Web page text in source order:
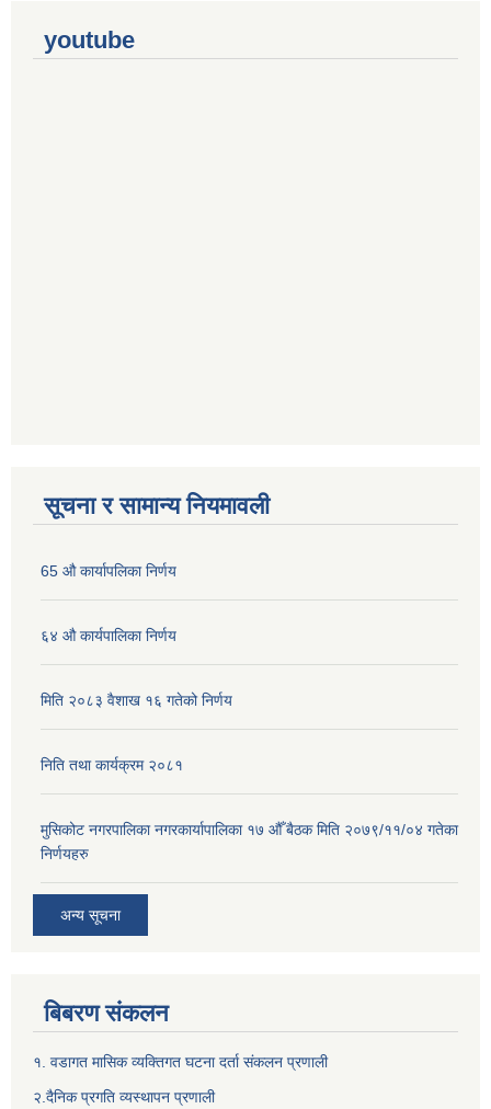
youtube
सूचना र सामान्य नियमावली
65 औ कार्यापलिका निर्णय
६४ औ कार्यपालिका निर्णय
मिति २०८३ वैशाख १६ गतेको निर्णय
निति तथा कार्यक्रम २०८१
मुसिकोट नगरपालिका नगरकार्यापालिका १७ औँ बैठक मिति २०७९/११/०४ गतेका
निर्णयहरु
अन्य सूचना
बिबरण संकलन
१. वडागत मासिक व्यक्तिगत घटना दर्ता संकलन प्रणाली
२.दैनिक प्रगति व्यस्थापन प्रणाली